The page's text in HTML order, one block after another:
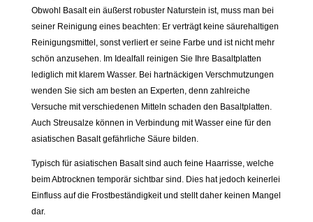
Obwohl Basalt ein äußerst robuster Naturstein ist, muss man bei
seiner Reinigung eines beachten: Er verträgt keine säurehaltigen
Reinigungsmittel, sonst verliert er seine Farbe und ist nicht mehr
schön anzusehen. Im Idealfall reinigen Sie Ihre Basaltplatten
lediglich mit klarem Wasser. Bei hartnäckigen Verschmutzungen
wenden Sie sich am besten an Experten, denn zahlreiche
Versuche mit verschiedenen Mitteln schaden den Basaltplatten.
Auch Streusalze können in Verbindung mit Wasser eine für den
asiatischen Basalt gefährliche Säure bilden.
Typisch für asiatischen Basalt sind auch feine Haarrisse, welche
beim Abtrocknen temporär sichtbar sind. Dies hat jedoch keinerlei
Einfluss auf die Frostbeständigkeit und stellt daher keinen Mangel
dar.